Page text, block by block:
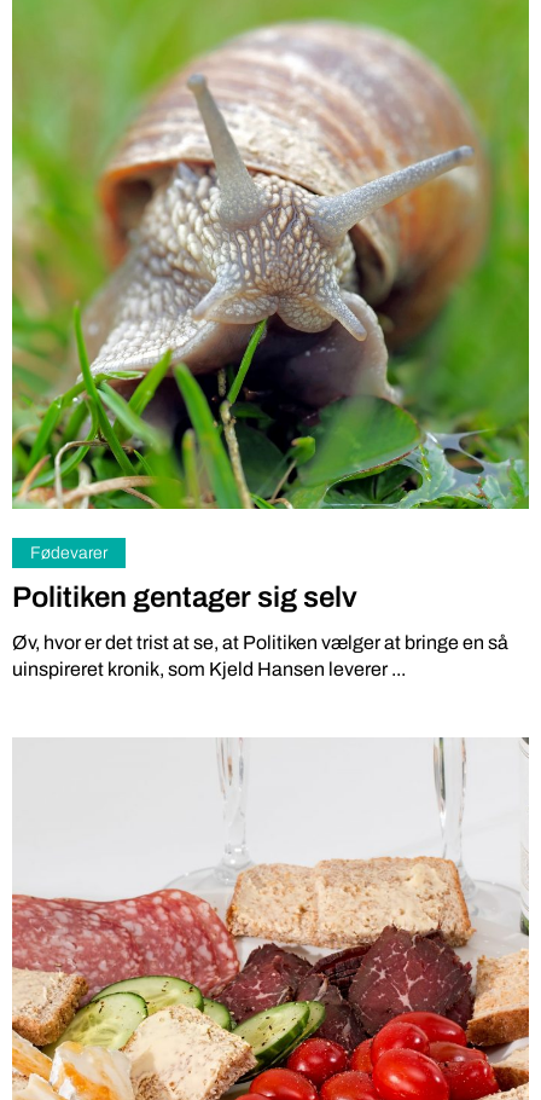
Fødevarer
Politiken gentager sig selv
Øv, hvor er det trist at se, at Politiken vælger at bringe en så
uinspireret kronik, som Kjeld Hansen leverer ...